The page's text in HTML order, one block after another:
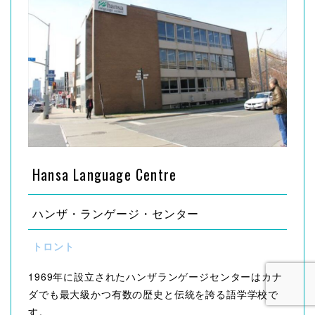
Hansa Language Centre
ハンザ・ランゲージ・センター
トロント
1969年に設立されたハンザランゲージセンターはカナ
ダでも最大級かつ有数の歴史と伝統を誇る語学学校で
す。